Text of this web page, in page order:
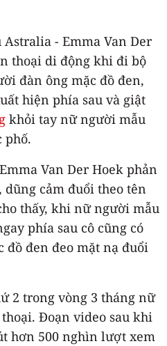
- Emma Van Der
thoại di động khi đi bộ
đàn ông mặc đồ đen,
hiện phía sau và giật
khỏi tay nữ người mẫu
phố.
Van Der Hoek phản
cảm đuổi theo tên
thấy, khi nữ người mẫu
phía sau cô cũng có
đen đeo mặt nạ đuổi
2 trong vòng 3 tháng nữ
Đoạn video sau khi
hơn 500 nghìn lượt xem